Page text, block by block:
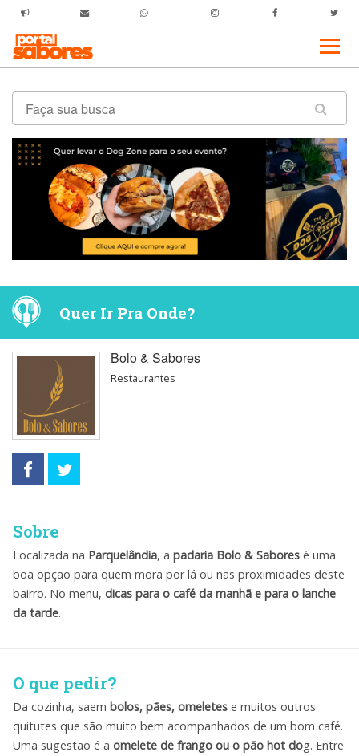
Quer Ir Pra Onde?
Bolo & Sabores
Restaurantes
Sobre
Localizada na Parquelândia, a padaria Bolo & Sabores é uma
boa opção para quem mora por lá ou nas proximidades deste
bairro. No menu, dicas para o café da manhã e para o lanche
da tarde.
O que pedir?
Da cozinha, saem bolos, pães, omeletes e muitos outros
quitutes que são muito bem acompanhados de um bom café.
Uma sugestão é a omelete de frango ou o pão hot dog. Entre